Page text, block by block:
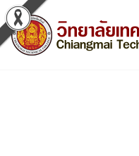
Skip
to
content